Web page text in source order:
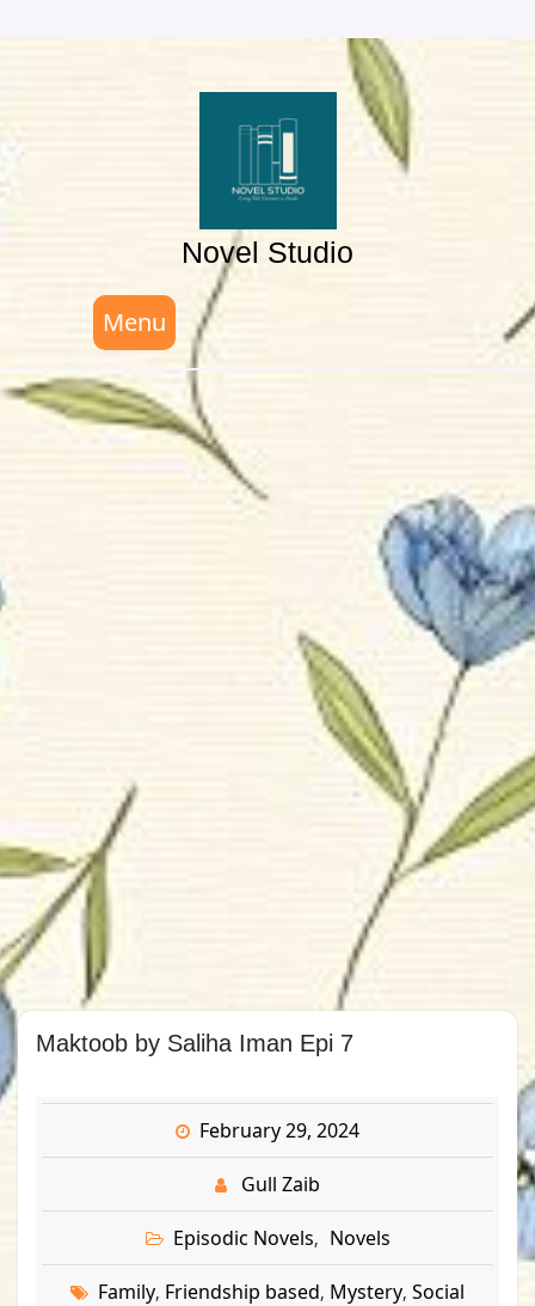
Novel Studio
Menu
Maktoob by Saliha Iman Epi 7
February 29, 2024
Gull Zaib
Episodic Novels, Novels
Family, Friendship based, Mystery, Social